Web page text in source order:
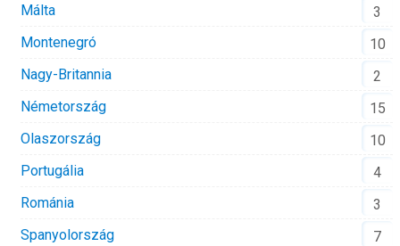
Málta
3
Montenegró
10
Nagy-Britannia
2
Németország
15
Olaszország
10
Portugália
4
Románia
3
Spanyolország
7